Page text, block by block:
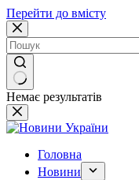
Перейти до вмісту
Немає результатів
Головна
Новини